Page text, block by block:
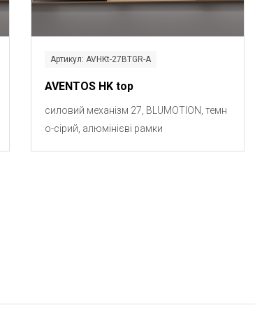
Артикул: AVHKt-27BTGR-A
AVENTOS HK top
силовий механізм 27, BLUMOTION, темн
о-сірий, алюмінієві рамки